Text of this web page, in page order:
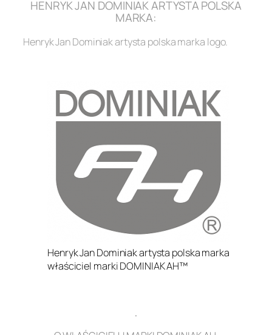
HENRYK JAN DOMINIAK ARTYSTA POLSKA
MARKA:
Henryk Jan Dominiak artysta polska marka logo.
Henryk Jan Dominiak artysta polska marka
właściciel marki DOMINIAK AH™
.